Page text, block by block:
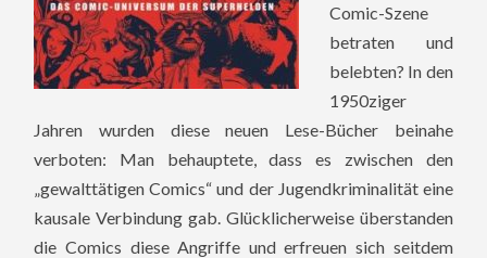
Comic-Szene
betraten und
belebten? In den
1950ziger
Jahren wurden diese neuen Lese-Bücher beinahe
verboten: Man behauptete, dass es zwischen den
„gewalttätigen Comics“ und der Jugendkriminalität eine
kausale Verbindung gab. Glücklicherweise überstanden
die Comics diese Angriffe und erfreuen sich seitdem